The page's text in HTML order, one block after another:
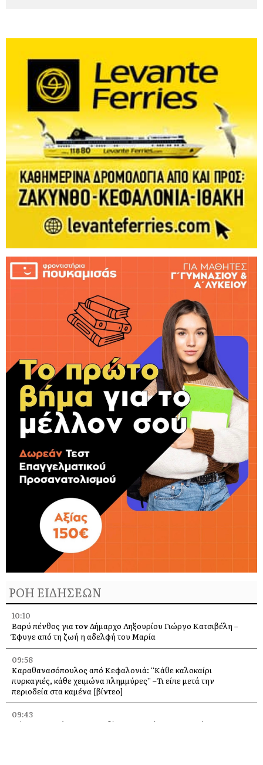
ΡΟΗ ΕΙΔΗΣΕΩΝ
10:10
Βαρύ πένθος για τον Δήμαρχο Ληξουρίου Γιώργο Κατσιβέλη –
Έφυγε από τη ζωή η αδελφή του Μαρία
09:58
Καραθανασόπουλος από Κεφαλονιά: “Κάθε καλοκαίρι
πυρκαγιές, κάθε χειμώνα πλημμύρες” –Τι είπε μετά την
περιοδεία στα καμένα [βίντεο]
09:43
Πάρος: Νεκρό 4χρονο παιδί που εντοπίστηκε σε πισίνα beach